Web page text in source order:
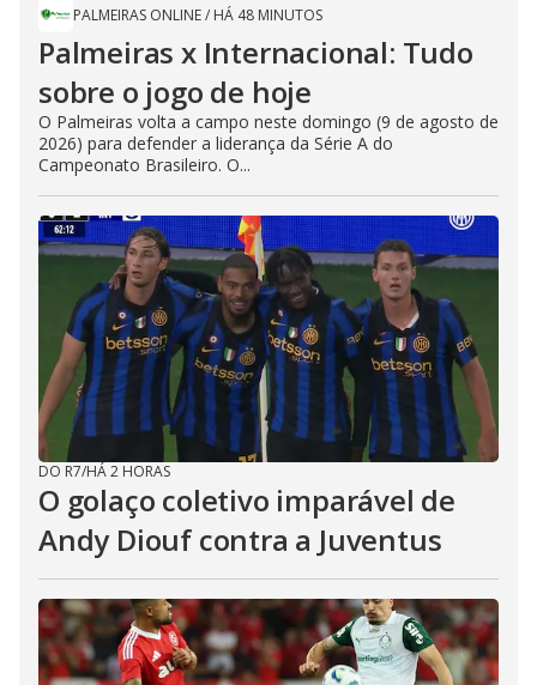
PALMEIRAS ONLINE/ HÁ 48 MINUTOS
Palmeiras x Internacional: Tudo
sobre o jogo de hoje
O Palmeiras volta a campo neste domingo (9 de agosto de
2026) para defender a liderança da Série A do
Campeonato Brasileiro. O...
DO R7/HÁ 2 HORAS
O golaço coletivo imparável de
Andy Diouf contra a Juventus